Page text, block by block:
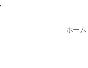
ホーム